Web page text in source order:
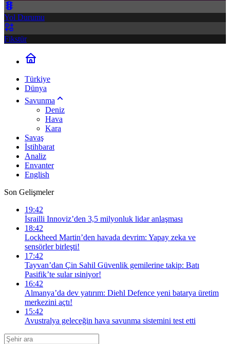
Yol Durumu
Fikstür
Türkiye
Dünya
Savunma
Deniz
Hava
Kara
Savaş
İstihbarat
Analiz
Envanter
English
Son Gelişmeler
19:42
İsrailli Innoviz’den 3,5 milyonluk lidar anlaşması
18:42
Lockheed Martin’den havada devrim: Yapay zeka ve
sensörler birleşti!
17:42
Tayvan’dan Çin Sahil Güvenlik gemilerine takip: Batı
Pasifik’te sular ısiniyor!
16:42
Almanya’da dev yatırım: Diehl Defence yeni batarya üretim
merkezini açtı!
15:42
Avustralya geleceğin hava savunma sistemini test etti